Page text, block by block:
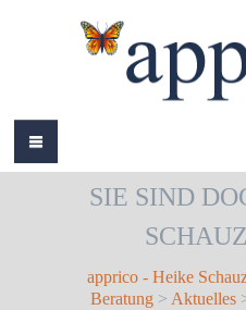
ÜBER MICH
LEISTUNGEN
AKTUELLES
SIE SIND
apprico - Heike
Beratung> Aktuelles